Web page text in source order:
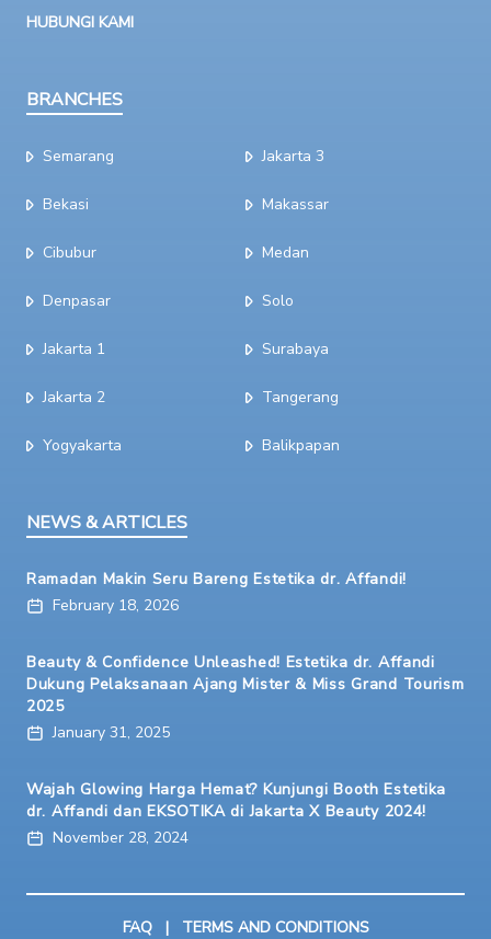
HUBUNGI KAMI
BRANCHES
Semarang
Bekasi
Cibubur
Denpasar
Jakarta 1
Jakarta 2
Yogyakarta
Jakarta 3
Makassar
Medan
Solo
Surabaya
Tangerang
Balikpapan
NEWS & ARTICLES
Ramadan Makin Seru Bareng Estetika dr. Affandi!
February 18, 2026
Beauty & Confidence Unleashed! Estetika dr. Affandi
Dukung Pelaksanaan Ajang Mister & Miss Grand Tourism
2025
January 31, 2025
Wajah Glowing Harga Hemat? Kunjungi Booth Estetika
dr. Affandi dan EKSOTIKA di Jakarta X Beauty 2024!
November 28, 2024
FAQ | TERMS AND CONDITIONS